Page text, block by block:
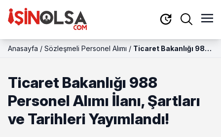
Anasayfa / Sözleşmeli Personel Alımı / Ticaret Bakanlığı 988
Yayımlandı!
Ticaret Bakanlığı 988
Personel Alımı İlanı, Şartları
ve Tarihleri Yayımlandı!